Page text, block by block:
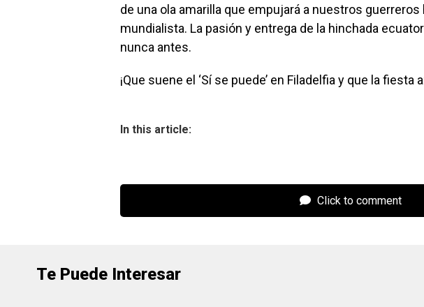
de una ola amarilla que empujará a nuestros
mundialista. La pasión y entrega de la hinchada
nunca antes.
¡Que suene el ‘Sí se puede’ en Filadelfia y que la fiesta
In this article:
Click to comment
Te Puede Interesar